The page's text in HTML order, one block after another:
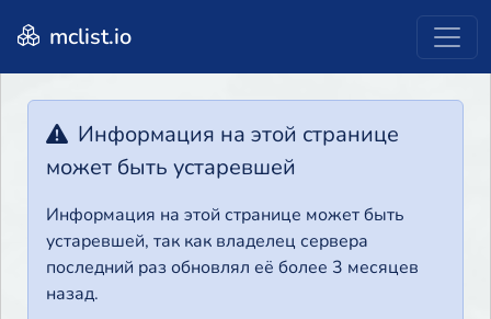
mclist.io
Информация на этой странице
может быть устаревшей
Информация на этой странице может быть
устаревшей, так как владелец сервера
последний раз обновлял её более 3 месяцев
назад.